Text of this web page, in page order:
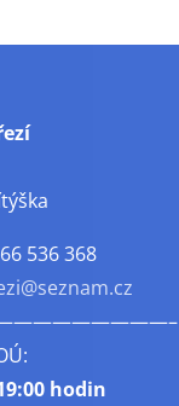
536 368
hodin